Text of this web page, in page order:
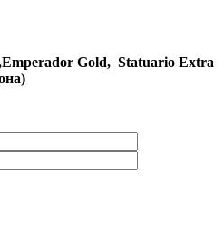
Gold, Statuario Extra